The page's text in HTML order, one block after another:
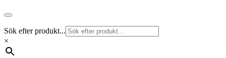
Sök efter produkt...
×